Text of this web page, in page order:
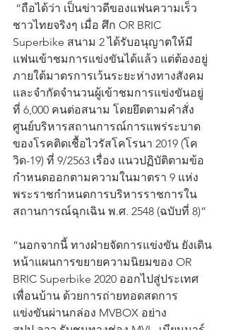
ชาวไทยจริงๆ เมื่อ ศึก OR BRIC
Superbike สนาม 2 ได้รับอนุญาตให้มี
แฟนเข้าชมการแข่งขันได้แล้ว แต่ต้องอยู่
ภายใต้มาตรการเว้นระยะห่างทางสังคม
และจำกัดจำนวนผู้เข้าชมการแข่งขันอยู่
ที่ 6,000 คนต่อสนาม โดยยึดตามคำสั่ง
ศูนย์บริหารสถานการณ์การแพร่ระบาด
ของโรคติดเชื้อไวรัสโคโรนา 2019 (โค
วิด-19) ที่ 9/2563 เรื่อง แนวปฏิบัติตามข้อ
กำหนดออกตามความในมาตรา 9 แห่ง
พระราชกำหนดการบริหารราชการใน
สถานการณ์ฉุกเฉิน พ.ศ. 2548 (ฉบับที่ 8)”
“นอกจากนี้ ทางฝ่ายจัดการแข่งขัน ยังเดิน
หน้าแผนการขยายความนิยมของ OR
BRIC Superbike 2020 ออกไปสู่ประเทศ
เพื่อนบ้าน ด้วยการถ่ายทอดสดการ
แข่งขันผ่านกล่อง MVBOX อย่าง